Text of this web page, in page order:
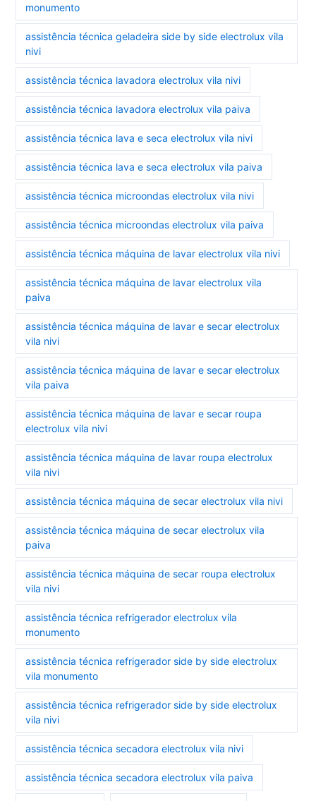
monumento
assistência técnica geladeira side by side electrolux vila
nivi
assistência técnica lavadora electrolux vila nivi
assistência técnica lavadora electrolux vila paiva
assistência técnica lava e seca electrolux vila nivi
assistência técnica lava e seca electrolux vila paiva
assistência técnica microondas electrolux vila nivi
assistência técnica microondas electrolux vila paiva
assistência técnica máquina de lavar electrolux vila nivi
assistência técnica máquina de lavar electrolux vila
paiva
assistência técnica máquina de lavar e secar electrolux
vila nivi
assistência técnica máquina de lavar e secar electrolux
vila paiva
assistência técnica máquina de lavar e secar roupa
electrolux vila nivi
assistência técnica máquina de lavar roupa electrolux
vila nivi
assistência técnica máquina de secar electrolux vila nivi
assistência técnica máquina de secar electrolux vila
paiva
assistência técnica máquina de secar roupa electrolux
vila nivi
assistência técnica refrigerador electrolux vila
monumento
assistência técnica refrigerador side by side electrolux
vila monumento
assistência técnica refrigerador side by side electrolux
vila nivi
assistência técnica secadora electrolux vila nivi
assistência técnica secadora electrolux vila paiva